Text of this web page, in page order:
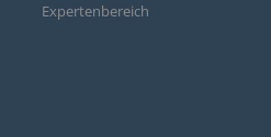
Expertenbereich